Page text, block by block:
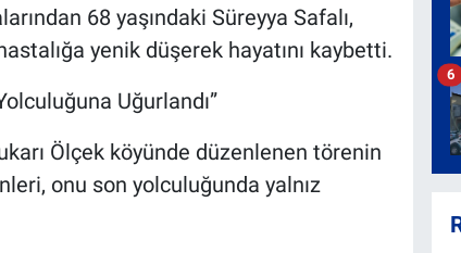
68 yaşındaki Süreyya Safalı,
yenik düşerek hayatını kaybetti.
Uğurlandı”
Ölçek köyünde düzenlenen törenin
onu son yolculuğunda yalnız
6